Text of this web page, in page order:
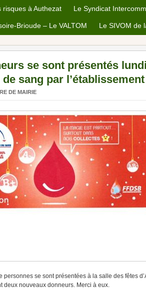
risques à Authezat Le Syndicat
Brioude – Le VALTOM Le SIVOM de
se sont présentés
sang par
DE MAIRIE
personnes se sont présentées à la salle des fêtes
deux nouveaux donneurs. Merci à eux.